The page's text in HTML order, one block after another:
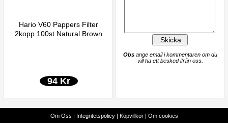
Hario V60 Pappers Filter
2kopp 100st Natural Brown
94 Kr
Obsange email i kommentaren om du
vill ha ett besked ifrån oss.
Om Oss | Integritetspolicy| Köpvillkor| Om cookies